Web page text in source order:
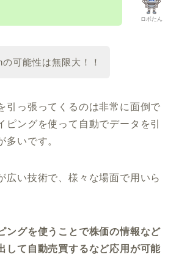
ロボたん
可能性は無限大！！
引っ張ってくるのは非常に面倒で
ピングを使って自動でデータを引
多いです。
広い技術で、様々な場面で用いら
ングを使うことで株価の情報など
して自動売買するなど応用が可能